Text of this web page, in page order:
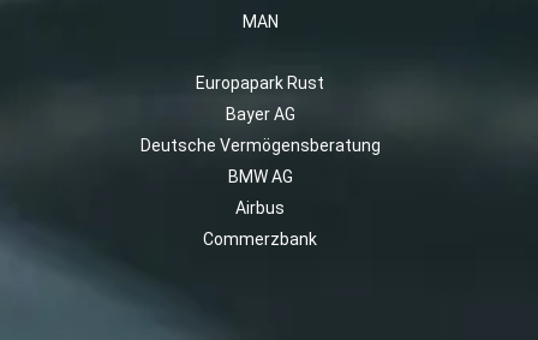
MAN
Europapark Rust
Bayer AG
Deutsche Vermögensberatung
BMW AG
Airbus
Commerzbank